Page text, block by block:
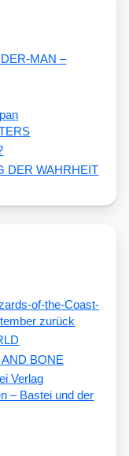
MAN –
DER WAHRHEIT
of-the-Coast-
zurück
BONE
– Bastei und der